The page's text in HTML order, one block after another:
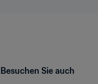
Besuchen Sie auch